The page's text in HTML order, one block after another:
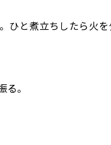
ひと煮立ちしたら火を
。